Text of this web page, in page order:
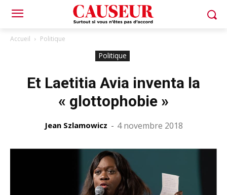
Accueil Politique
Politique
Et Laetitia Avia inventa la
« glottophobie »
Jean Szlamowicz - 4 novembre 2018